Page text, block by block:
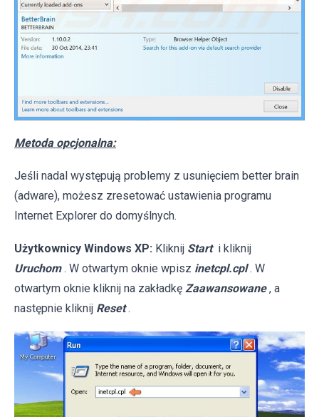
Metoda opcjonalna:
Jeśli nadal występują problemy z usunięciem better brain
(adware), możesz zresetować ustawienia programu
Internet Explorer do domyślnych.
Użytkownicy Windows XP: Kliknij Start i kliknij
Uruchom . W otwartym oknie wpisz inetcpl.cpl . W
otwartym oknie kliknij na zakładkę Zaawansowane , a
następnie kliknij Reset .